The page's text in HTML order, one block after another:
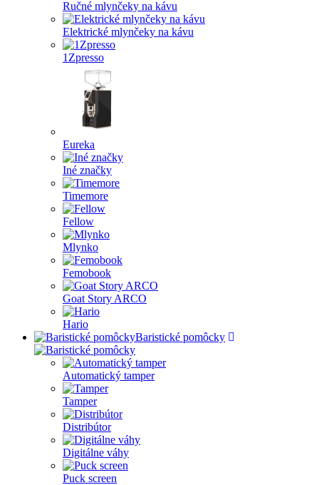
Ručné mlynčeky na kávu
Elektrické mlynčeky na kávu
1Zpresso
Eureka
Iné značky
Timemore
Fellow
Mlynko
Femobook
Goat Story ARCO
Hario
Baristické pomôcky
Automatický tamper
Tamper
Distribútor
Digitálne váhy
Puck screen